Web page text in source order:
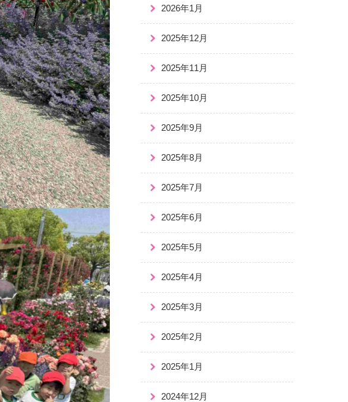
2026年1月
2025年12月
2025年11月
2025年10月
2025年9月
2025年8月
2025年7月
2025年6月
2025年5月
2025年4月
2025年3月
2025年2月
2025年1月
2024年12月